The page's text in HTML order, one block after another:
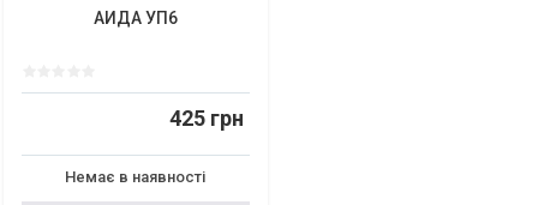
АИДА УП6
425 грн
Немає в наявності